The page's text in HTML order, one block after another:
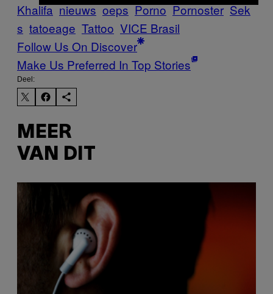
Khalifa nieuws oeps Porno Pornoster Sek
s tatoeage Tattoo VICE Brasil
Follow Us On Discover
Make Us Preferred In Top Stories
Deel:
MEER
VAN DIT